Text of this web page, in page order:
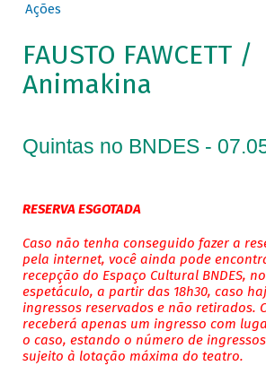
Ações
FAUSTO FAWCETT /
Animakina
Quintas no BNDES -
RESERVA ESGOTADA
Caso não tenha conseguido fazer a
pela internet, você ainda pode
recepção do Espaço Cultural BNDES,
espetáculo, a partir das 18h30, caso
ingressos reservados e não retirados.
receberá apenas um ingresso com
o caso, estando o número de
sujeito à lotação máxima do teatro.